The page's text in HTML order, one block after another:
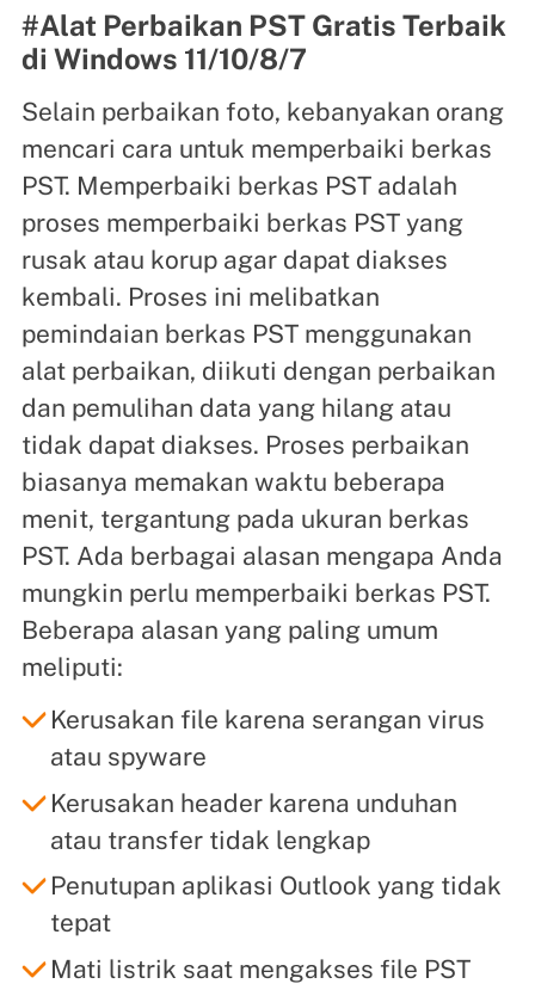
#Alat Perbaikan PST Gratis Terbaik
di Windows 11/10/8/7
Selain perbaikan foto, kebanyakan orang
mencari cara untuk memperbaiki berkas
PST. Memperbaiki berkas PST adalah
proses memperbaiki berkas PST yang
rusak atau korup agar dapat diakses
kembali. Proses ini melibatkan
pemindaian berkas PST menggunakan
alat perbaikan, diikuti dengan perbaikan
dan pemulihan data yang hilang atau
tidak dapat diakses. Proses perbaikan
biasanya memakan waktu beberapa
menit, tergantung pada ukuran berkas
PST. Ada berbagai alasan mengapa Anda
mungkin perlu memperbaiki berkas PST.
Beberapa alasan yang paling umum
meliputi:
Kerusakan file karena serangan virus
atau spyware
Kerusakan header karena unduhan
atau transfer tidak lengkap
Penutupan aplikasi Outlook yang tidak
tepat
Mati listrik saat mengakses file PST